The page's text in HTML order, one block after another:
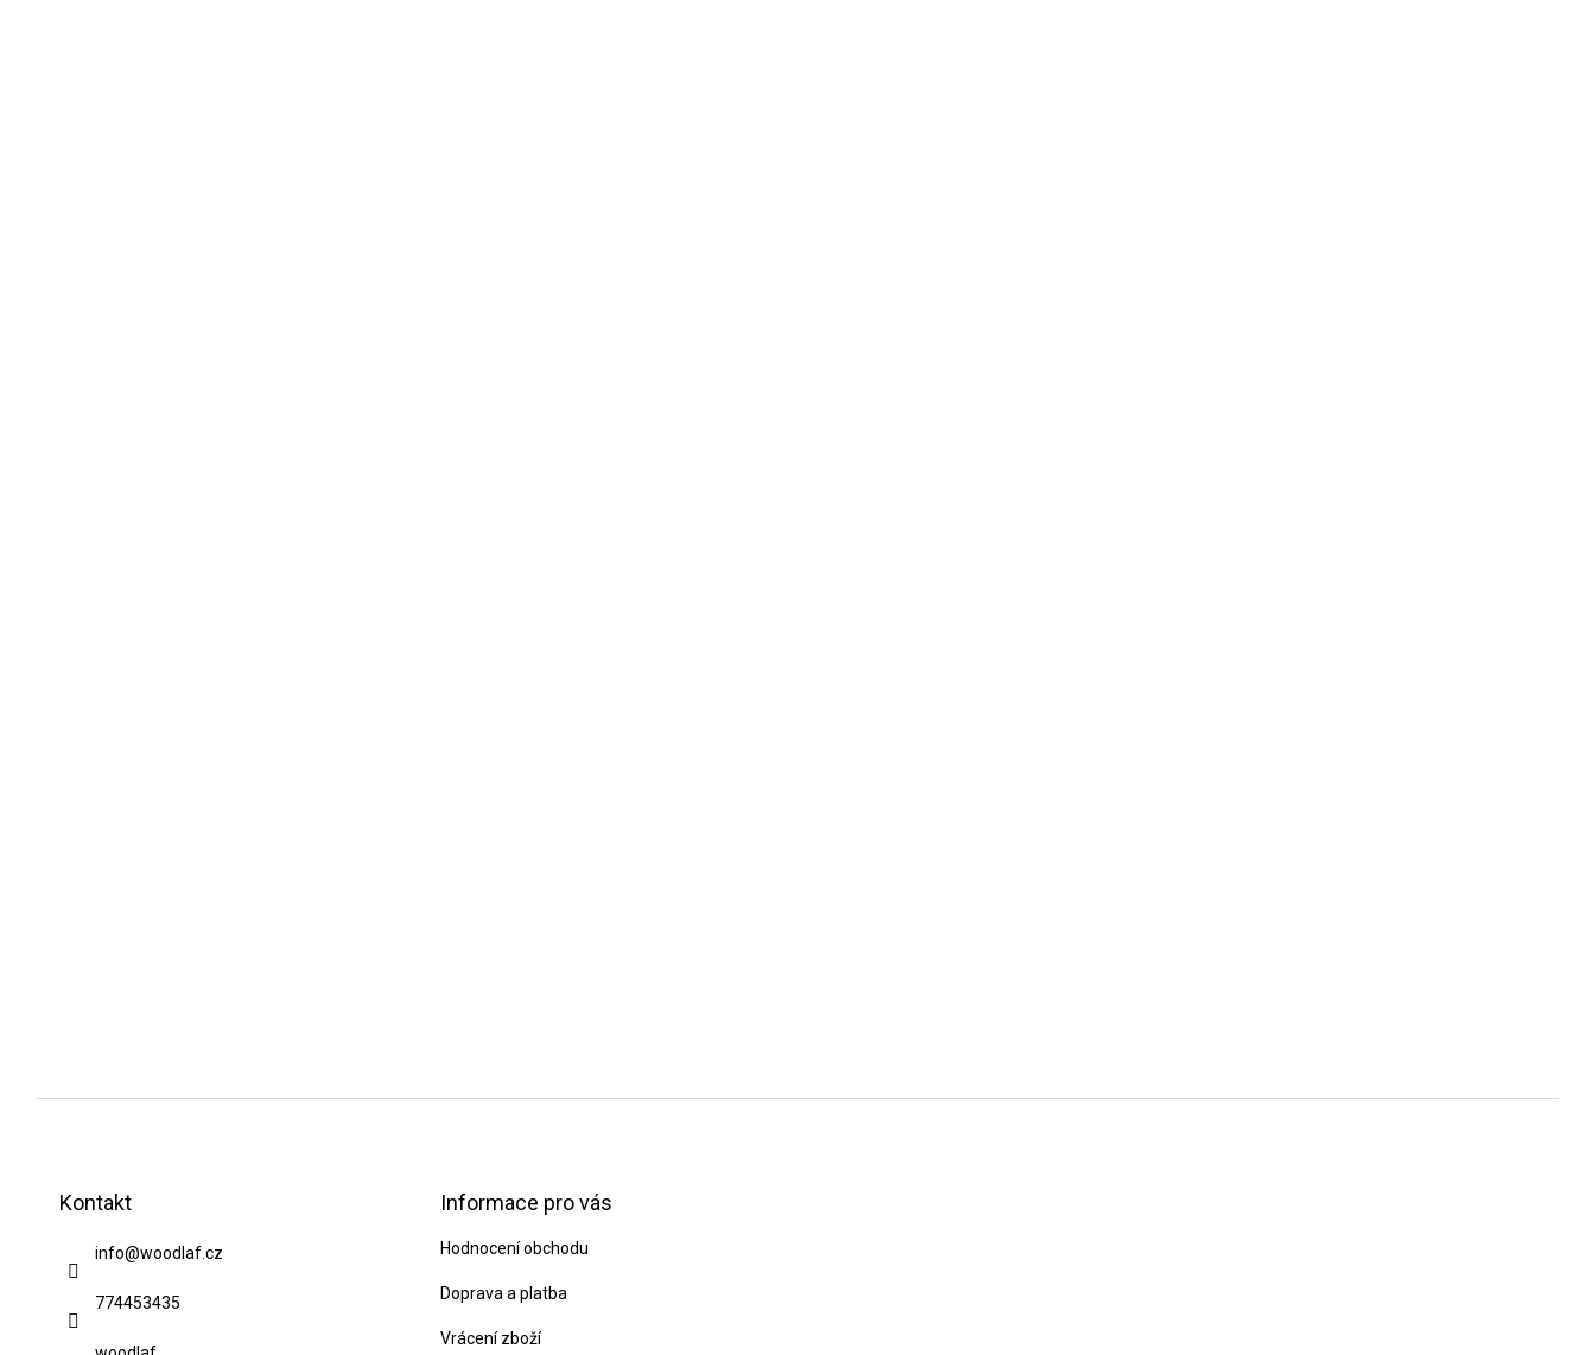
Kontakt
info@woodlaf.cz
774453435
Informace pro vás
Hodnocení obchodu
Doprava a platba
Vrácení zboží